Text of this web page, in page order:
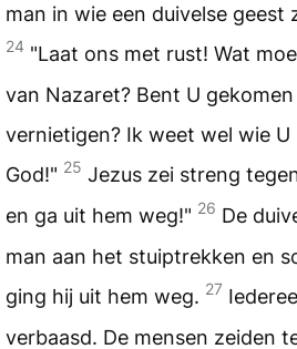
man in wie een duivelse geest
24 "Laat ons met rust! Wat
van Nazaret? Bent U
vernietigen? Ik weet wel wie U
God!" 25 Jezus zei streng
en ga uit hem weg!" 26 De
man aan het stuiptrekken en
ging hij uit hem weg. 27
verbaasd. De mensen zeiden